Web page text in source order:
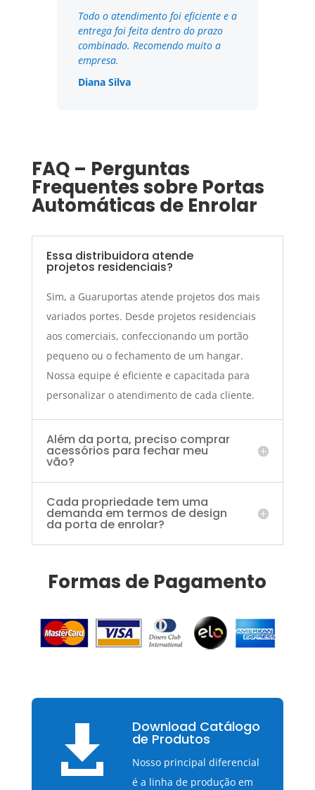
Todo o atendimento foi eficiente e a
entrega foi feita dentro do prazo
combinado. Recomendo muito a
empresa.
Diana Silva
FAQ – Perguntas
Frequentes sobre Portas
Automáticas de Enrolar
Essa distribuidora atende
projetos residenciais?
Sim, a Guaruportas atende projetos dos mais
variados portes. Desde projetos residenciais
aos comerciais, confeccionando um portão
pequeno ou o fechamento de um hangar.
Nossa equipe é eficiente e capacitada para
personalizar o atendimento de cada cliente.
Além da porta, preciso comprar
acessórios para fechar meu
vão?
Cada propriedade tem uma
demanda em termos de design
da porta de enrolar?
Formas de Pagamento
 Download Catálogo
de Produtos
Nosso principal diferencial
é a linha de produção em